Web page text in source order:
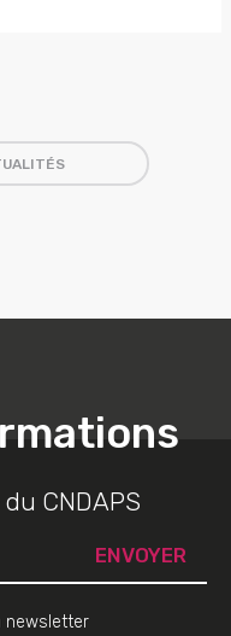
CNDAPS
newsletter